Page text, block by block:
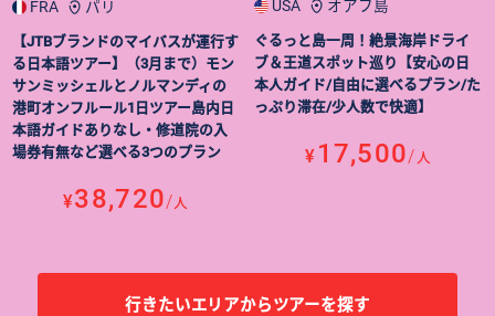
FRA パリ
【JTBブランドのマイバスが運行す
る日本語ツアー】（3月まで）モン
サンミッシェルとノルマンディの
港町オンフルール1日ツアー島内日
本語ガイドありなし・修道院の入
場券有無など選べる3つのプラン
¥38,720/人
USA オアフ島
ぐるっと島一周！絶景海岸ドライ
ブ＆王道スポット巡り【安心の日
本人ガイド/自由に選べるプラン/た
っぷり滞在/少人数で快適】
¥17,500/ 人
行きたいエリアからツアーを探す